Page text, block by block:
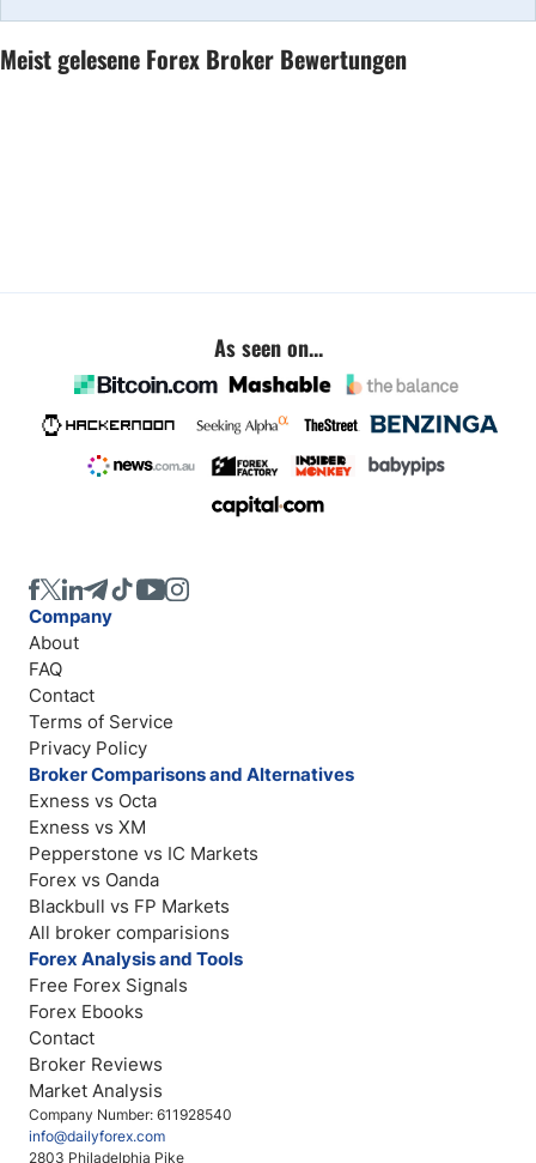
Meist gelesene Forex Broker Bewertungen
As seen on...
Company Number: 611928540
info@dailyforex.com
2803 Philadelphia Pike
Company
About
FAQ
Contact
Terms of Service
Privacy Policy
Broker Comparisons and Alternatives
Exness vs Octa
Exness vs XM
Pepperstone vs IC Markets
Forex vs Oanda
Blackbull vs FP Markets
All broker comparisions
Forex Analysis and Tools
Free Forex Signals
Forex Ebooks
Contact
Broker Reviews
Market Analysis